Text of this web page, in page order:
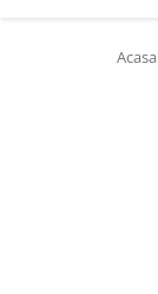
Acasa